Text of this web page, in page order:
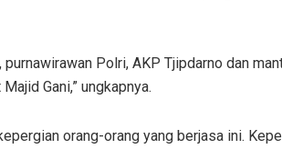
Polri, AKP Tjipdarno dan
Gani,” ungkapnya.
orang-orang yang berjasa ini.